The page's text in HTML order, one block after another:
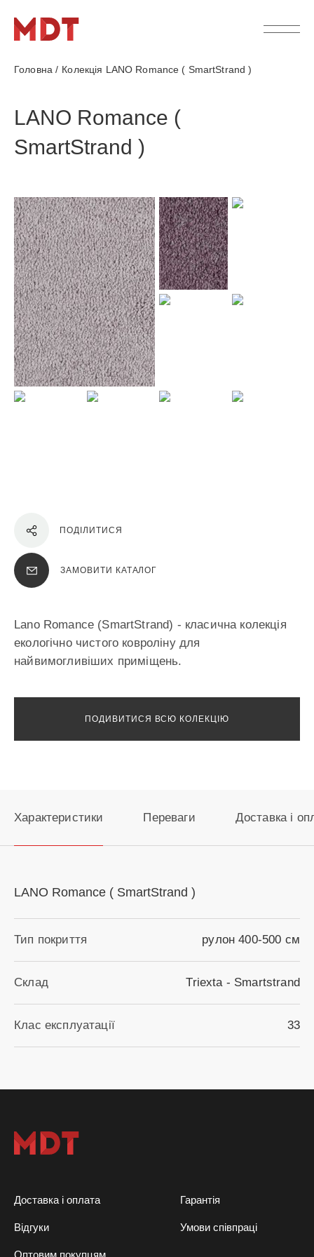
Головна / Колекція LANO Romance ( SmartStrand )
LANO Romance (
SmartStrand )
ПОДІЛИТИСЯ
ЗАМОВИТИ КАТАЛОГ
Lano Romance (SmartStrand) - класична колекція
екологічно чистого ковроліну для
найвимогливіших приміщень.
ПОДИВИТИСЯ ВСЮ КОЛЕКЦІЮ
Характеристики Переваги Доставка і
LANO Romance ( SmartStrand )
Тип покриття рулон 400-500 см
Склад Triexta - Smartstrand
Клас експлуатації 33
Доставка і оплата Гарантія
Відгуки Умови співпраці